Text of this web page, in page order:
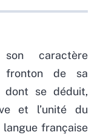
caractère
de sa
dont se déduit,
et l’unité du
langue française